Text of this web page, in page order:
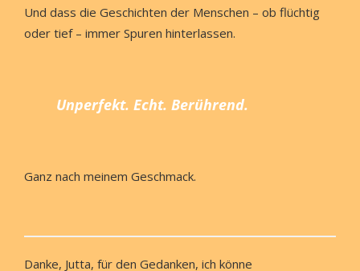
Und dass die Geschichten der Menschen – ob flüchtig
oder tief – immer Spuren hinterlassen.
Unperfekt. Echt. Berührend.
Ganz nach meinem Geschmack.
Danke, Jutta, für den Gedanken, ich könne